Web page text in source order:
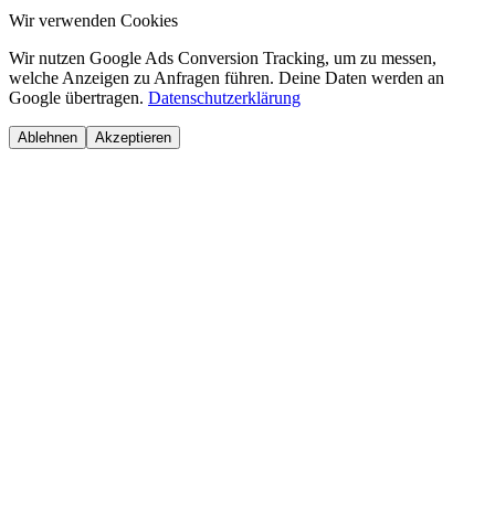
Wir verwenden Cookies
Wir nutzen Google Ads Conversion Tracking, um zu messen,
welche Anzeigen zu Anfragen führen. Deine Daten werden an
Google übertragen. Datenschutzerklärung
Ablehnen Akzeptieren